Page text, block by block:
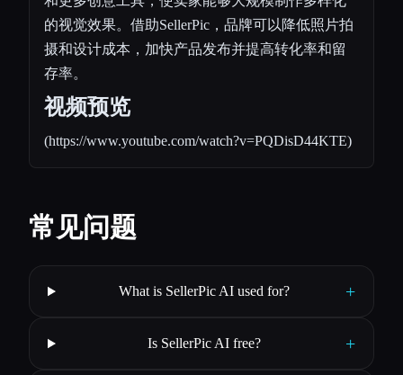
的视觉效果。借助SellerPic，品牌可以降低照片拍
摄和设计成本，加快产品发布并提高转化率和留
存率。
视频预览
(https://www.youtube.com/watch?v=PQDisD44KTE)
常见问题
What is SellerPic AI used for? +
Is SellerPic AI free? +